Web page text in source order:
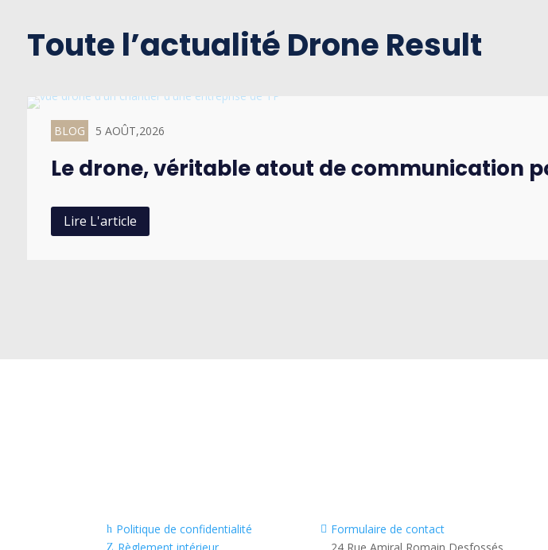
Toute l’actualité Drone Result
BLOG 5 AOÛT,2026
Le drone, véritable atout de communication
Lire L'article
h Politique de confidentialité
Z
 Formulaire de contact